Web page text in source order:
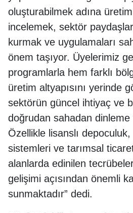
oluşturabilmek adına
incelemek, sektör
kurmak ve uygulamaları
önem taşıyor. Üyelerimiz
programlarla hem farklı
üretim altyapısını yerinde
sektörün güncel ihtiyaç ve
doğrudan sahadan dinleme
Özellikle lisanslı
sistemleri ve tarımsal
alanlarda edinilen
gelişimi açısından önemli
sunmaktadır” dedi.